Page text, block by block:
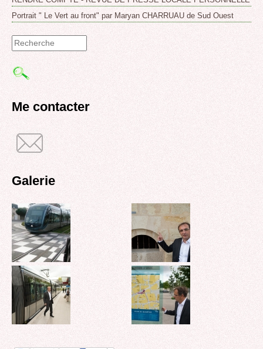
Portrait " Le Vert au front" par Maryan CHARRUAU de Sud Ouest
de
Me contacter
Galerie